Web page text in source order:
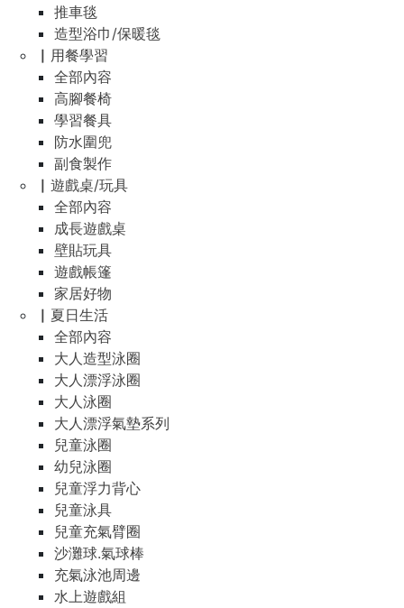
推車毯
造型浴巾/保暖毯
▏用餐學習
全部內容
高腳餐椅
學習餐具
防水圍兜
副食製作
▏遊戲桌/玩具
全部內容
成長遊戲桌
壁貼玩具
遊戲帳篷
家居好物
▏夏日生活
全部內容
大人造型泳圈
大人漂浮泳圈
大人泳圈
大人漂浮氣墊系列
兒童泳圈
幼兒泳圈
兒童浮力背心
兒童泳具
兒童充氣臂圈
沙灘球.氣球棒
充氣泳池周邊
水上遊戲組